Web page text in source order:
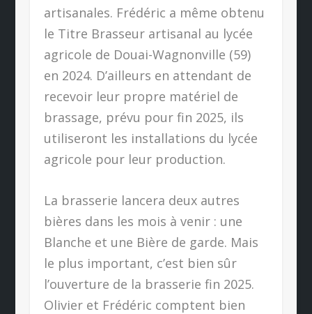
artisanales. Frédéric a même obtenu
le Titre Brasseur artisanal au lycée
agricole de Douai-Wagnonville (59)
en 2024. D’ailleurs en attendant de
recevoir leur propre matériel de
brassage, prévu pour fin 2025, ils
utiliseront les installations du lycée
agricole pour leur production.
La brasserie lancera deux autres
bières dans les mois à venir : une
Blanche et une Bière de garde. Mais
le plus important, c’est bien sûr
l’ouverture de la brasserie fin 2025.
Olivier et Frédéric comptent bien